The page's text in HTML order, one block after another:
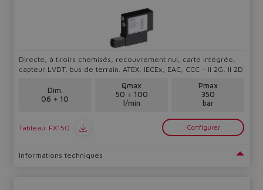
Do you want to leave the
The running selection will be
lost.
Directe, à tiroirs chemisés, recouvrement nul, carte intégrée,
capteur LVDT, bus de terrain. ATEX, IECEx, EAC, CCC - II 2G, II 2D
Dim.
06 ÷ 10
Qmax
50 ÷ 100
l/min
Pmax
350
bar
Tableau FX150 Configurer
Informations techniques